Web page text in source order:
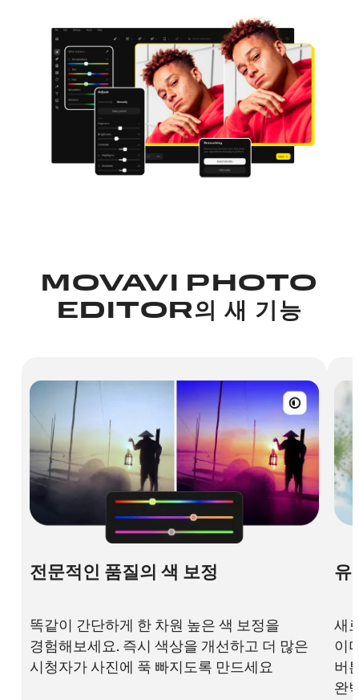
MOVAVI PHOTO
EDITOR의 새 기능
전문적인 품질의 색 보정
똑같이 간단하게 한 차원 높은 색 보정을
경험해보세요. 즉시 색상을 개선하고 더 많은
시청자가 사진에 푹 빠지도록 만드세요
유
새
이
버
완